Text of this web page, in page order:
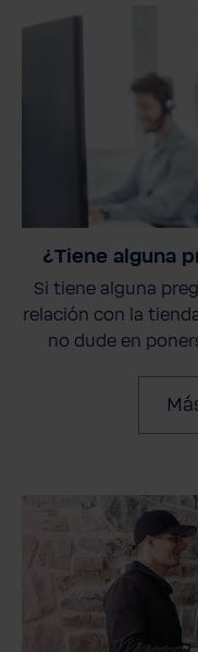
¿Tiene alguna
Si tiene alguna
relación con la
no dude en